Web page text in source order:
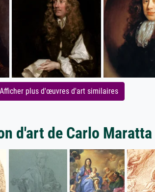
Afficher plus d'œuvres d'art similaires
d'art de Carlo